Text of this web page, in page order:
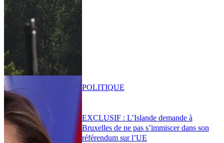
EXCLUSIF : L’Islande demande à
Bruxelles de ne pas s’immiscer dans son
référendum sur l’UE
POLITIQUE